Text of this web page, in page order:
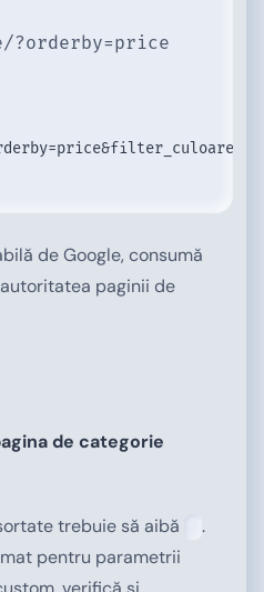
de Google, consumă
paginii de
de categorie
trebuie să aibă
.
pentru parametrii